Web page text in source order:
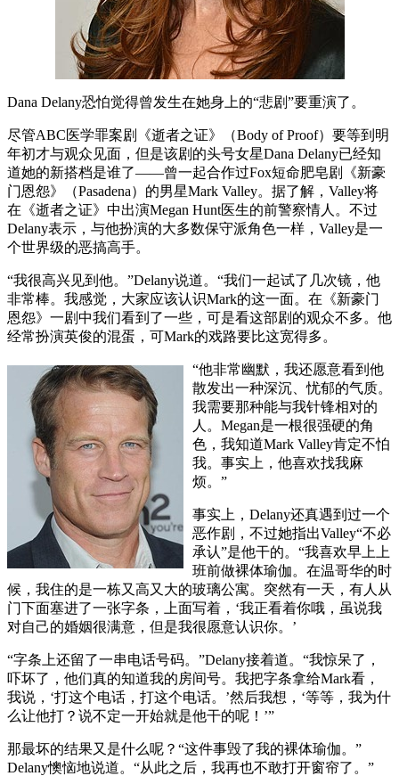
Dana Delany恐怕觉得曾发生在她身上的“悲剧”要重演了。
尽管ABC医学罪案剧《逝者之证》（Body of Proof）要等到明
年初才与观众见面，但是该剧的头号女星Dana Delany已经知
道她的新搭档是谁了——曾一起合作过Fox短命肥皂剧《新豪
门恩怨》（Pasadena）的男星Mark Valley。据了解，Valley将
在《逝者之证》中出演Megan Hunt医生的前警察情人。不过
Delany表示，与他扮演的大多数保守派角色一样，Valley是一
个世界级的恶搞高手。
“我很高兴见到他。”Delany说道。“我们一起试了几次镜，他
非常棒。我感觉，大家应该认识Mark的这一面。在《新豪门
恩怨》一剧中我们看到了一些，可是看这部剧的观众不多。他
经常扮演英俊的混蛋，可Mark的戏路要比这宽得多。
“他非常幽默，我还愿意看到他
散发出一种深沉、忧郁的气质。
我需要那种能与我针锋相对的
人。Megan是一根很强硬的角
色，我知道Mark Valley肯定不怕
我。事实上，他喜欢找我麻
烦。”
事实上，Delany还真遇到过一个
恶作剧，不过她指出Valley“不必
承认”是他干的。“我喜欢早上上
班前做裸体瑜伽。在温哥华的时
候，我住的是一栋又高又大的玻璃公寓。突然有一天，有人从
门下面塞进了一张字条，上面写着，‘我正看着你哦，虽说我
对自己的婚姻很满意，但是我很愿意认识你。’
“字条上还留了一串电话号码。”Delany接着道。“我惊呆了，
吓坏了，他们真的知道我的房间号。我把字条拿给Mark看，
我说，‘打这个电话，打这个电话。’然后我想，‘等等，我为什
么让他打？说不定一开始就是他干的呢！’”
那最坏的结果又是什么呢？“这件事毁了我的裸体瑜伽。”
Delany懊恼地说道。“从此之后，我再也不敢打开窗帘了。”